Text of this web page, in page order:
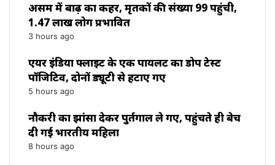
असम में बाढ़ का कहर, मृतकों की संख्या 99 पहुंची,
1.47 लाख लोग प्रभावित
3 hours ago
एयर इंडिया फ्लाइट के एक पायलट का डोप टेस्ट
पॉजिटिव, दोनों ड्यूटी से हटाए गए
5 hours ago
नौकरी का झांसा देकर पुर्तगाल ले गए, पहुंचते ही बेच
दी गई भारतीय महिला
8 hours ago